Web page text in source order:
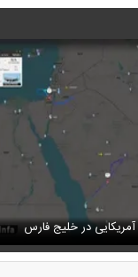
دلیل جنگ لغو کرد!
ناصرالدین شاه در لباس